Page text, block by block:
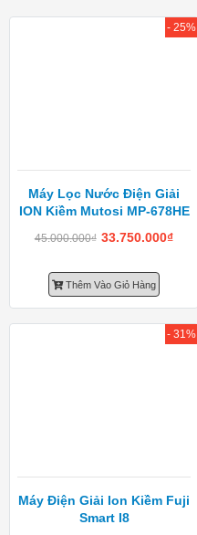
Máy Lọc Nước Điện Giải
ION Kiềm Mutosi MP-678HE
45.000.000₫ 33.750.000₫
Thêm Vào Giỏ Hàng
- 25%
Máy Điện Giải Ion Kiềm Fuji
Smart I8
- 31%